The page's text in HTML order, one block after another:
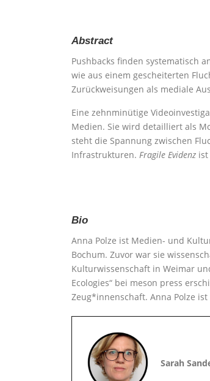
Abstract
Pushbacks finden systematisch
wie aus einem gescheiterten
Zurückweisungen als mediale
Eine zehnminütige
Medien. Sie wird detailliert als
steht die Spannung zwischen
Infrastrukturen. Fragile Evidenz
Bio
Anna Polze ist Medien- und
Bochum. Zuvor war sie
Kulturwissenschaft in Weimar
Ecologies“ bei meson press
Zeug*innenschaft. Anna Polze
Sarah